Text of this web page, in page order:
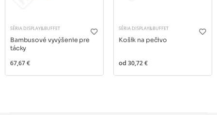
SÉRIA DISPLAY&BUFFET
Bambusové vyvýšenie pre
tácky
67,67 €
SÉRIA DISPLAY&BUFFET
Košík na pečivo
od 30,72 €